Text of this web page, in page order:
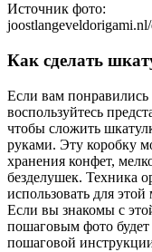
Источник фото:
Как сделать
Если вам понравились
воспользуйтесь
чтобы сложить
руками. Эту коробку
хранения конфет,
безделушек. Техника
использовать для
Если вы знакомы с
пошаговым фото будет
пошаговой